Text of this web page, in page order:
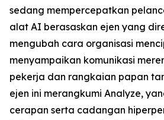
sedang mempercepatkan
alat AI berasaskan ejen yang
mengubah cara organisasi
menyampaikan komunikasi
pekerja dan rangkaian papan
ejen ini merangkumi Analyze,
cerapan serta cadangan